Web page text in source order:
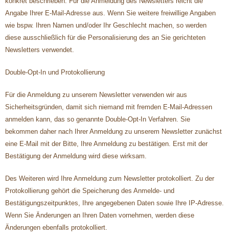
Angabe Ihrer E-Mail-Adresse aus. Wenn Sie weitere freiwillige Angaben
wie bspw. Ihren Namen und/oder Ihr Geschlecht machen, so werden
diese ausschließlich für die Personalisierung des an Sie gerichteten
Newsletters verwendet.
Double-Opt-In und Protokollierung
Für die Anmeldung zu unserem Newsletter verwenden wir aus
Sicherheitsgründen, damit sich niemand mit fremden E-Mail-Adressen
anmelden kann, das so genannte Double-Opt-In Verfahren. Sie
bekommen daher nach Ihrer Anmeldung zu unserem Newsletter zunächst
eine E-Mail mit der Bitte, Ihre Anmeldung zu bestätigen. Erst mit der
Bestätigung der Anmeldung wird diese wirksam.
Des Weiteren wird Ihre Anmeldung zum Newsletter protokolliert. Zu der
Protokollierung gehört die Speicherung des Anmelde- und
Bestätigungszeitpunktes, Ihre angegebenen Daten sowie Ihre IP-Adresse.
Wenn Sie Änderungen an Ihren Daten vornehmen, werden diese
Änderungen ebenfalls protokolliert.